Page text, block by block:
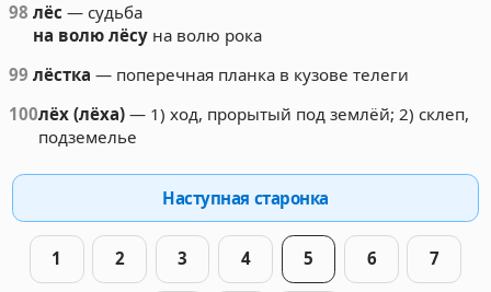
98 лёс — судьба
на волю лёсу на волю рока
99 лёстка — поперечная планка в кузове телеги
100лёх (лёха)— 1) ход, прорытый под землёй; 2) склеп,
подземелье
Наступная старонка
1 2 3 4 5 6 7